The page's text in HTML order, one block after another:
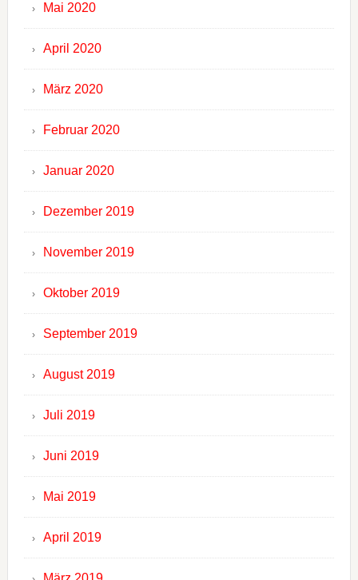
Mai 2020
April 2020
März 2020
Februar 2020
Januar 2020
Dezember 2019
November 2019
Oktober 2019
September 2019
August 2019
Juli 2019
Juni 2019
Mai 2019
April 2019